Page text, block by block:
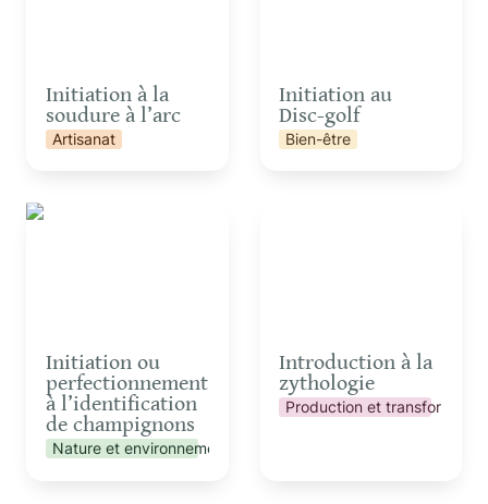
Initiation à la
soudure à l’arc
Artisanat
Initiation au
Disc-golf
Bien-être
Initiation ou
Initiation ou
perfectionnement
à l’identification
de champignons
Nature et environnement
Introduction à la
zythologie
Production et